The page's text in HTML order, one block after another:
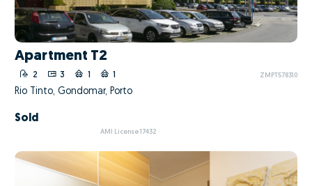
Apartment T2
2 3 1 1 ZMPT578310
Rio Tinto, Gondomar, Porto
Sold
AMI License 17432